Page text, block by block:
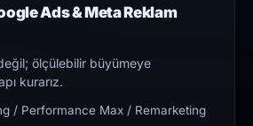
Ads & Meta Reklam
ölçülebilir büyümeye
kurarız.
/ Performance Max / Remarketing